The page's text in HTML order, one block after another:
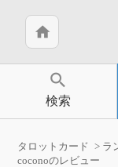
home
search
検索
タロットカード ラ
coconoのレビュー